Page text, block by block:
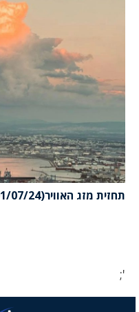
תחזית מזג האוויר(01/07/24): מעונן חלקית עד בהיר
';